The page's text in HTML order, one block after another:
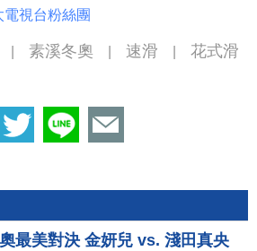
電視台粉絲團
素溪冬奧 速滑
花式滑
最美對決 金妍兒 vs. 淺田真央